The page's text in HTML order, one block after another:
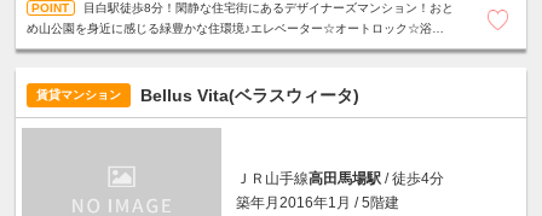
目白駅徒歩8分！閑静な住宅街にあるデザイナーズマンション！おと
め山公園を身近に感じる緑豊かな住環境♪エレベーター☆オートロック☆浴室乾
賃貸マンション Bellus Vita(ベラスウィータ)
ＪＲ山手線高田馬場駅 / 徒歩4分
築年月2016年1月 / 5階建